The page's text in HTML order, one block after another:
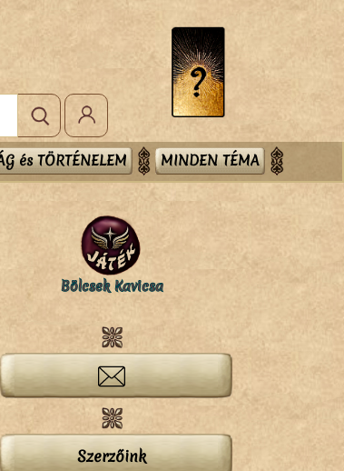
és TÖRTÉNELEM MINDEN TÉMA
Bölcsek Kavicsa
Szerzőink